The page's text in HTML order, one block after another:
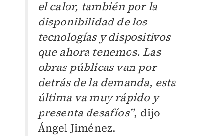
el calor, también por la
disponibilidad de los
tecnologías y dispositivos
que ahora tenemos. Las
obras públicas van por
detrás de la demanda, esta
última va muy rápido y
presenta desafíos”, dijo
Ángel Jiménez.